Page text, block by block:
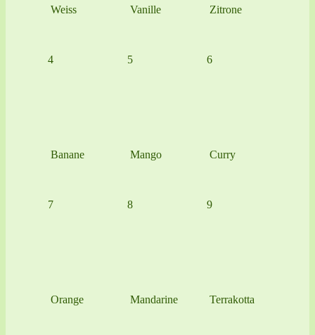
Weiss Vanille Zitrone
4
Banane
5
Mango
6
Curry
7
Orange
8
Mandarine
9
Terrakotta